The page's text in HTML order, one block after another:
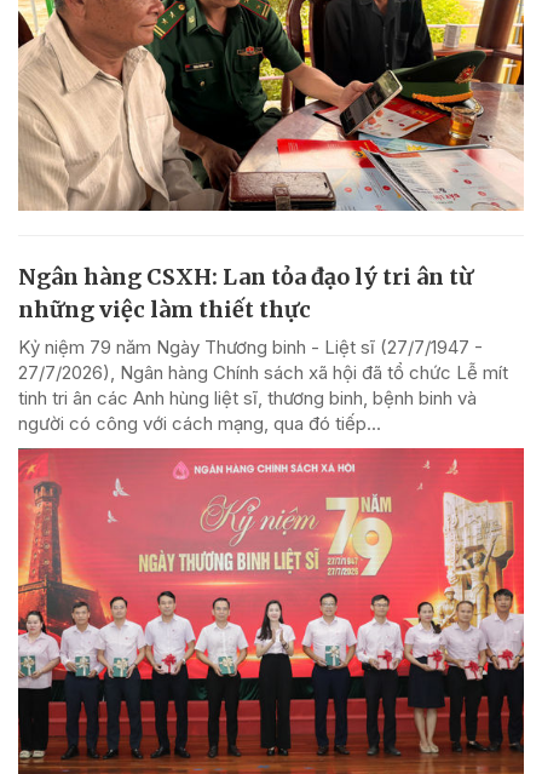
Ngân hàng CSXH: Lan tỏa đạo lý tri ân từ
những việc làm thiết thực
Kỷ niệm 79 năm Ngày Thương binh - Liệt sĩ (27/7/1947 -
27/7/2026), Ngân hàng Chính sách xã hội đã tổ chức Lễ mít
tinh tri ân các Anh hùng liệt sĩ, thương binh, bệnh binh và
người có công với cách mạng, qua đó tiếp...